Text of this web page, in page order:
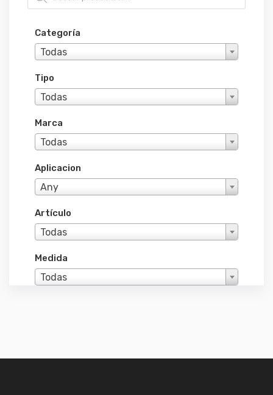
Categoría
Todas
Tipo
Todas
Marca
Todas
Aplicacion
Any
Artículo
Todas
Medida
Todas